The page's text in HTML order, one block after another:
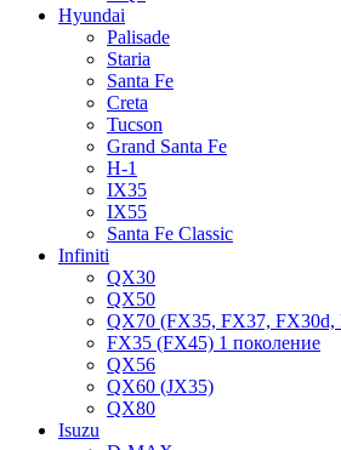
Hyundai
Palisade
Staria
Santa Fe
Creta
Tucson
Grand Santa Fe
H-1
IX35
IX55
Santa Fe Classic
Infiniti
QX30
QX50
QX70 (FX35, FX37, FX30d,
FX35 (FX45) 1 поколение
QX56
QX60 (JX35)
QX80
Isuzu